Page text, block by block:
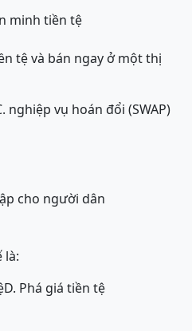
minh tiền tệ
tệ và bán ngay ở một thị
nghiệp vụ hoán đổi (SWAP)
cho người dân
là:
D. Phá giá tiền tệ